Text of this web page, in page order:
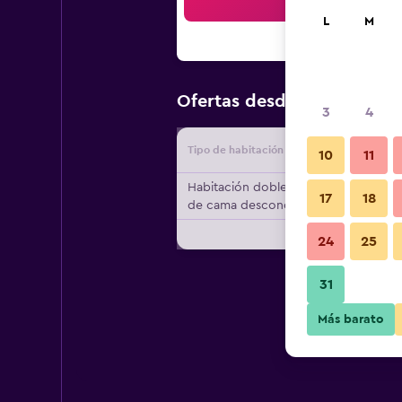
Ofertas desde Oferta
Tipo de habitación
Habitación doble, tipo
de cama desconocido
L M
3 4
10 11
17 18
24 25
31
Más barato